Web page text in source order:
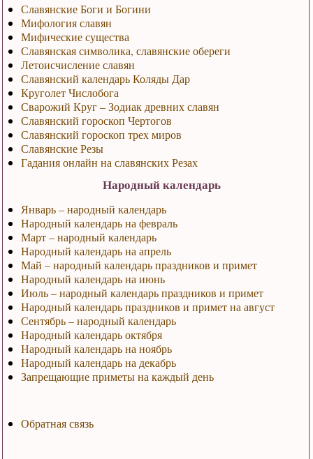
Славянские Боги и Богини
Мифология славян
Мифические существа
Славянская символика, славянские обереги
Летоисчисление славян
Славянский календарь Коляды Дар
Круголет Числобога
Сварожий Круг – Зодиак древних славян
Славянский гороскоп Чертогов
Славянский гороскоп трех миров
Славянские Резы
Гадания онлайн на славянских Резах
Народный календарь
Январь – народный календарь
Народный календарь на февраль
Март – народный календарь
Народный календарь на апрель
Май – народный календарь праздников и примет
Народный календарь на июнь
Июль – народный календарь праздников и примет
Народный календарь праздников и примет на август
Сентябрь – народный календарь
Народный календарь октября
Народный календарь на ноябрь
Народный календарь на декабрь
Запрещающие приметы на каждый день
Обратная связь